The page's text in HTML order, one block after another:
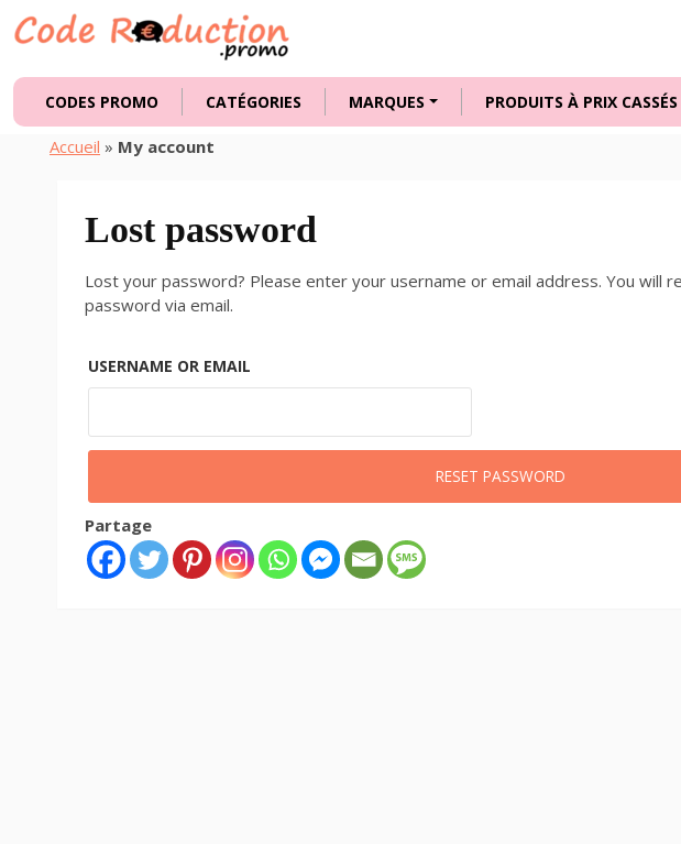
CODES PROMO CATÉGORIES MARQUES PRODUITS À PRIX CASSÉS
Accueil » My account
Lost password
Lost your password? Please enter your username or email address. You will
password via email.
USERNAME OR EMAIL
RESET PASSWORD
Partage